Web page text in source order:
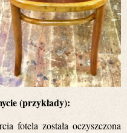
(przykłady):
fotela została oczyszczona